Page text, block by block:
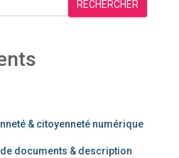
RECHERCHER
& citoyenneté numérique
documents & description